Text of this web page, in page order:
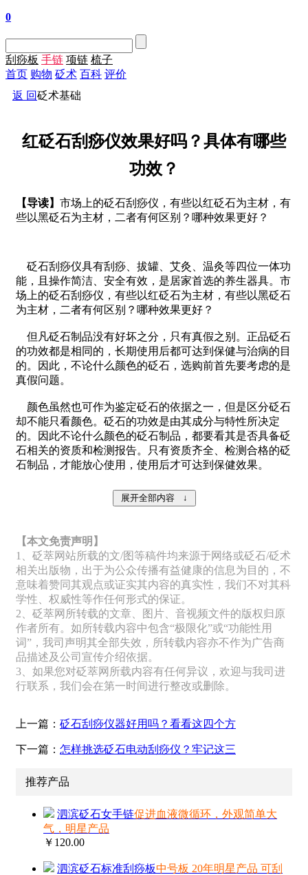
0
刮痧板 手链 项链 梳子
首页 购物 砭术 百科 评价
返 回砭术基础
红砭石刮痧仪效果好吗？具体有哪些
功效？
【导读】 市场上的砭石刮痧仪，有些以红砭石为主材，有
些以黑砭石为主材，二者有何区别？哪种效果更好？
砭石刮痧仪具有刮痧、拔罐、艾灸、温灸等四位一体功
能，且操作简洁、安全有效，是居家首选的养生器具。市
场上的砭石刮痧仪，有些以红砭石为主材，有些以黑砭石
为主材，二者有何区别？哪种效果更好？
但凡砭石制品没有好坏之分，只有真假之别。正品砭石
的功效都是相同的，长期使用后都可达到保健与治病的目
的。因此，不论什么颜色的砭石，选购前首先要考虑的是
真假问题。
颜色虽然也可作为鉴定砭石的依据之一，但是区分砭石
却不能只看颜色。砭石的功效是由其成分与特性所决定
的。因此不论什么颜色的砭石制品，都要看其是否具备砭
石相关的资质和检测报告。只有资质齐全、检测合格的砭
石制品，才能放心使用，使用后才可达到保健效果。
【本文免责声明】
1、砭萃网站所载的文/图等稿件均来源于网络或砭石/砭术
相关出版物，出于为公众传播有益健康的信息为目的，不
意味着赞同其观点或证实其内容的真实性，我们不对其科
学性、权威性等作任何形式的保证。
2、砭萃网所转载的文章、图片、音视频文件的版权归原
作者所有。如所转载内容中包含“极限化”或“功能性用
词”，我司声明其全部失效，所转载内容亦不作为广告商
品描述及公司宣传介绍依据。
3、如果您对砭萃网所载内容有任何异议，欢迎与我司进
行联系，我们会在第一时间进行整改或删除。
上一篇： 砭石刮痧仪器好用吗？看看这四个方
下一篇： 怎样挑选砭石电动刮痧仪？牢记这三
推荐产品
泗滨砭石女手链促进血液微循环，外观简单大
气，明星产品
￥120.00
泗滨砭石标准刮痧板中号板 20年明星产品 可刮